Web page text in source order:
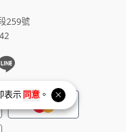
表示同意 。
259號
page
Line page